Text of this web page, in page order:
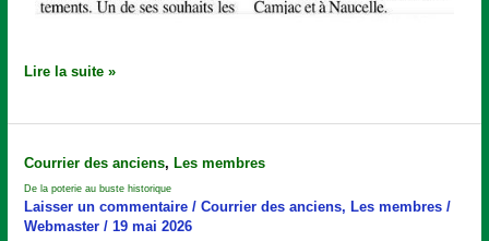
Lire la suite »
Courrier des anciens,Les membres
De la poterie au buste historique
Laisser un commentaire /Courrier des anciens,Les membres /
Webmaster/ 19 mai 2026
De
poterie
au
buste